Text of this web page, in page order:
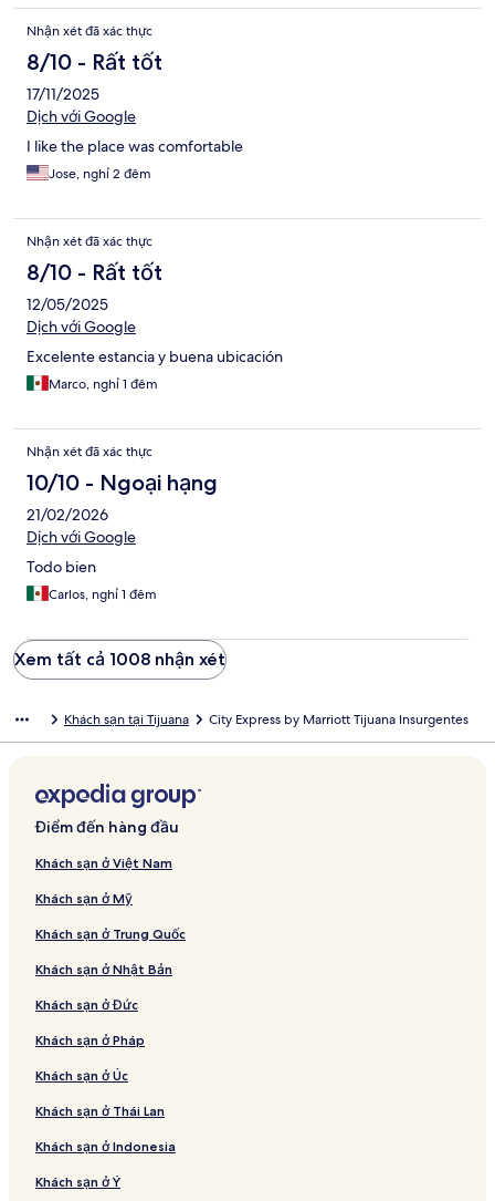
Nhận xét đã xác thực
8/10 - Rất tốt
17/11/2025
Dịch với Google
I like the place was comfortable
Jose, nghỉ 2 đêm
Nhận xét đã xác thực
8/10 - Rất tốt
12/05/2025
Dịch với Google
Excelente estancia y buena ubicación
Marco, nghỉ 1 đêm
Nhận xét đã xác thực
10/10 - Ngoại hạng
21/02/2026
Dịch với Google
Todo bien
Carlos, nghỉ 1 đêm
Xem tất cả 1008 nhận xét
Khách sạn tại Tijuana City Express by Marriott Tijuana Insurgentes
Điểm đến hàng đầu
Khách sạn ở Việt Nam
Khách sạn ở Mỹ
Khách sạn ở Trung Quốc
Khách sạn ở Nhật Bản
Khách sạn ở Đức
Khách sạn ở Pháp
Khách sạn ở Úc
Khách sạn ở Thái Lan
Khách sạn ở Indonesia
Khách sạn ở Ý